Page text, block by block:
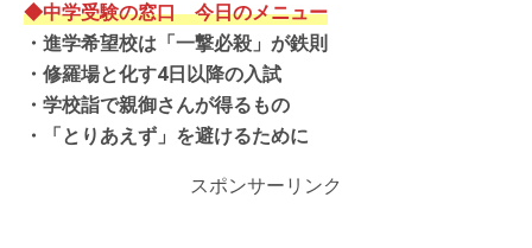
◆中学受験の窓口 今日のメニュー
・進学希望校は「一撃必殺」が鉄則
・ 修羅場と化す4日以降の入試
・ 学校詣で親御さんが得るもの
・「とりあえず」を避けるために
スポンサーリンク